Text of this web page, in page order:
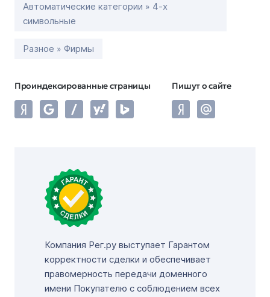
Автоматические категории » 4-х
символьные
Разное » Фирмы
Проиндексированные страницы Пишут о сайте
Компания Рег.ру выступает Гарантом
корректности сделки и обеспечивает
правомерность передачи доменного
имени Покупателю с соблюдением всех